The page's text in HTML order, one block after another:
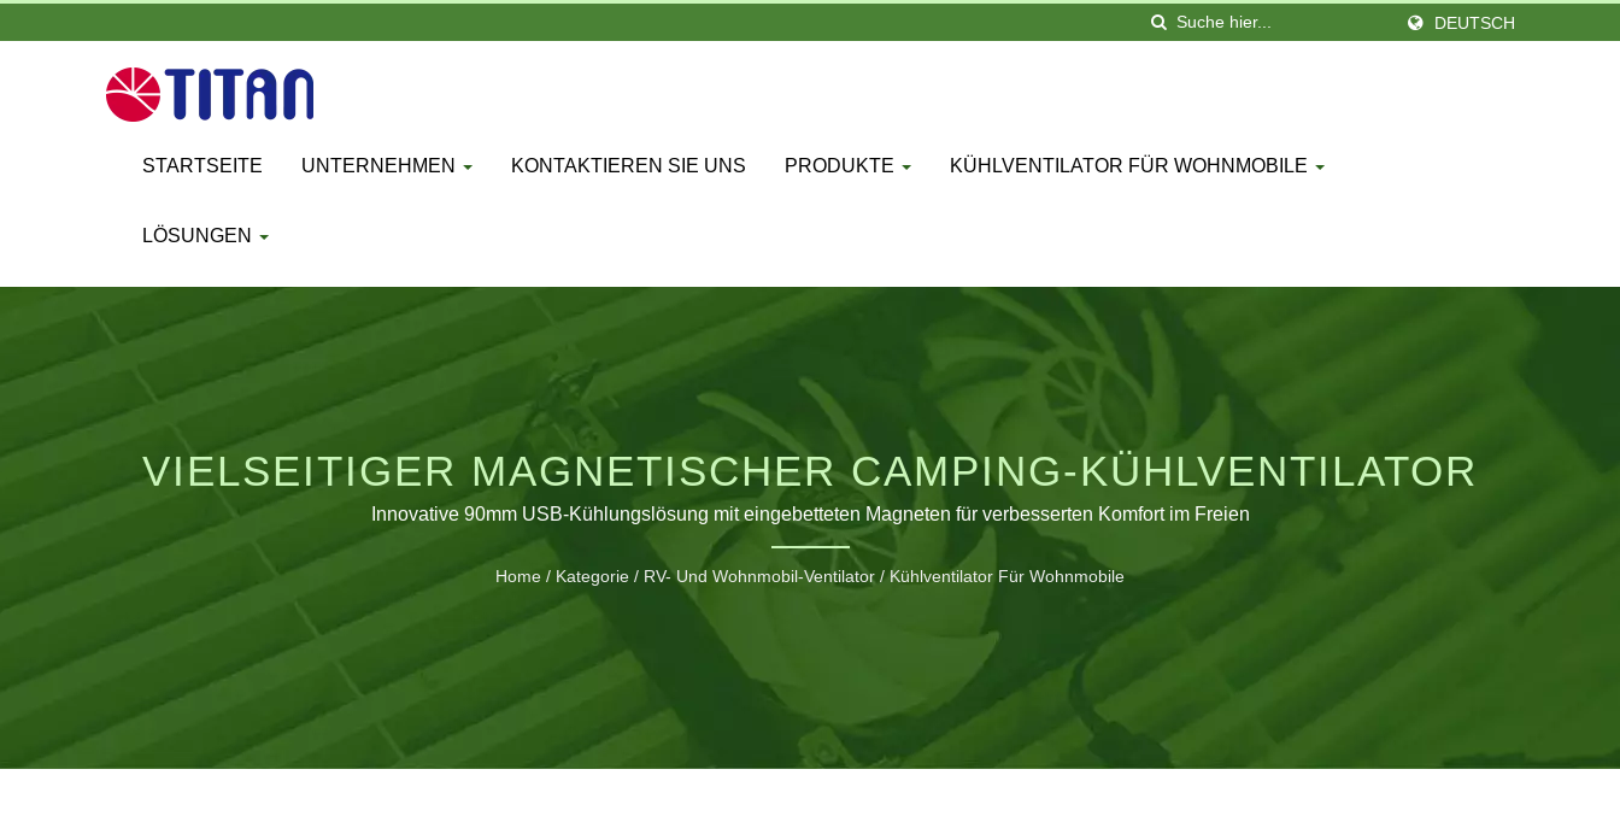
DEUTSCH
STARTSEITE UNTERNEHMEN KONTAKTIEREN SIE UNS PRODUKTE KÜHLVENTILATOR FÜR WOHNMOBILE
LÖSUNGEN
VIELSEITIGER MAGNETISCHER CAMPING-KÜHLVENTILATOR
Innovative 90mm USB-Kühlungslösung mit eingebetteten Magneten für verbesserten Komfort im Freien
Home / Kategorie / RV- Und Wohnmobil-Ventilator / Kühlventilator Für Wohnmobile